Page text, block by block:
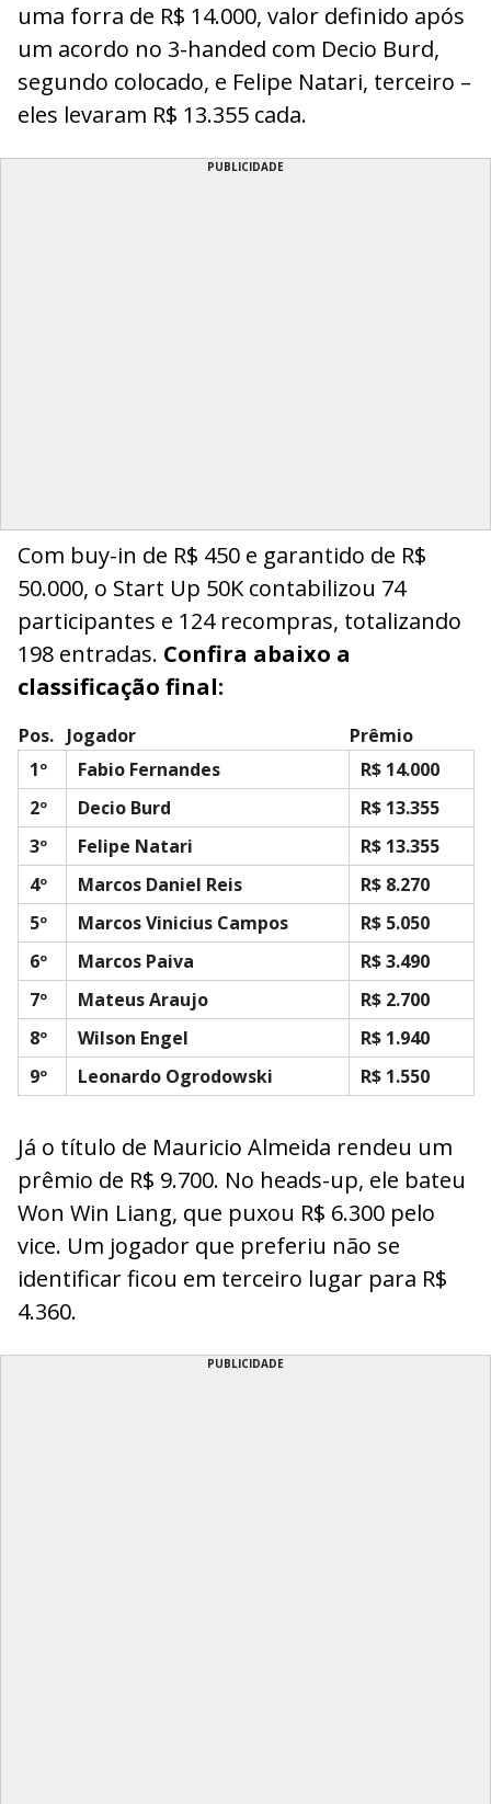
uma forra de R$ 14.000, valor definido após
um acordo no 3-handed com Decio Burd,
segundo colocado, e Felipe Natari, terceiro –
eles levaram R$ 13.355 cada.
PUBLICIDADE
Com buy-in de R$ 450 e garantido de R$
50.000, o Start Up 50K contabilizou 74
participantes e 124 recompras, totalizando
198 entradas. Confira abaixo a
classificação final:
Pos. Jogador
Prêmio
1º
Fabio Fernandes
R$ 14.000
2º
Decio Burd
R$ 13.355
3º
Felipe Natari
R$ 13.355
4º
Marcos Daniel Reis
R$ 8.270
5º
Marcos Vinicius Campos
R$ 5.050
6º
Marcos Paiva
R$ 3.490
7º
Mateus Araujo
R$ 2.700
8º
Wilson Engel
R$ 1.940
9º
Leonardo Ogrodowski R$ 1.550
Já o título de Mauricio Almeida rendeu um
prêmio de R$ 9.700. No heads-up, ele bateu
Won Win Liang, que puxou R$ 6.300 pelo
vice. Um jogador que preferiu não se
identificar ficou em terceiro lugar para R$
4.360.
PUBLICIDADE